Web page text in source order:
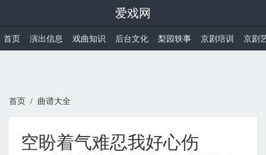
爱戏网
首页 演出信息 戏曲知识 后台文化 梨园轶事 京剧培训 京剧
首页 曲谱大全
空盼着气难忍我好心伤